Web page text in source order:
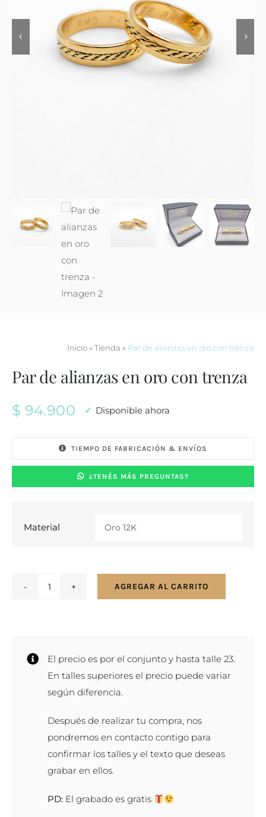
Inicio» Tienda » Par de alianzas en oro con trenza
Par de alianzas en oro con trenza
$ 94.900 Disponible ahora
TIEMPO DE FABRICACIÓN & ENVÍOS
¿TENÉS MÁS PREGUNTAS?
Material
oro
con
trenza
AGREGAR AL CARRITO
El precio es por el conjunto y hasta talle 23.
En talles superiores el precio puede variar
según diferencia.
Después de realizar tu compra, nos
pondremos en contacto contigo para
confirmar los talles y el texto que deseas
grabar en ellos.
PD: El grabado es gratis